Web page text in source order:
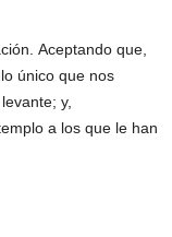
Aceptando que,
único que nos
y,
a los que le han